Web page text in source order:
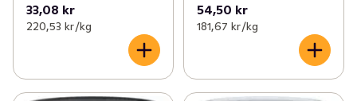
33,08 kr
220,53 kr /kg
54,50 kr
181,67 kr /kg